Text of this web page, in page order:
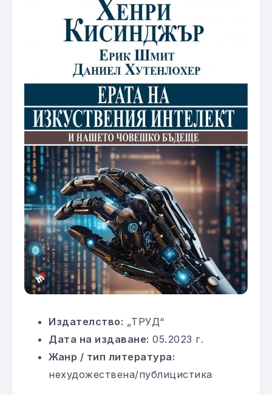
Издателство: „ТРУД“
Дата на издаване: 05.2023 г.
Жанр / тип литература:
нехудожествена/публицистика